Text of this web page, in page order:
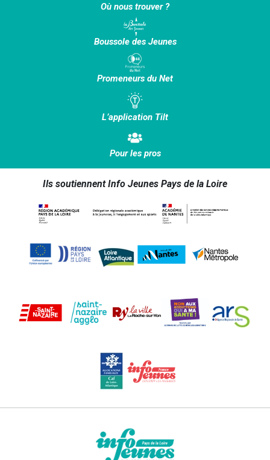
Où nous trouver ?
Boussole des Jeunes
Promeneurs du Net
L’application Tilt
Pour les pros
Ils soutiennent Info Jeunes Pays de la Loire